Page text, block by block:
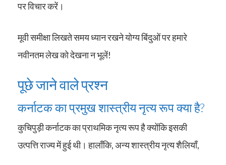
पर विचार करें।
मूवी समीक्षा लिखते समय ध्यान रखने योग्य बिंदुओं पर हमारे
नवीनतम लेख को देखना न भूलें!
पूछे जाने वाले प्रश्न
कर्नाटक का प्रमुख शास्त्रीय नृत्य रूप क्या है?
कुचिपुड़ी कर्नाटक का प्राथमिक नृत्य रूप है क्योंकि इसकी
उत्पत्ति राज्य में हुई थी। हालाँकि, अन्य शास्त्रीय नृत्य शैलियाँ,